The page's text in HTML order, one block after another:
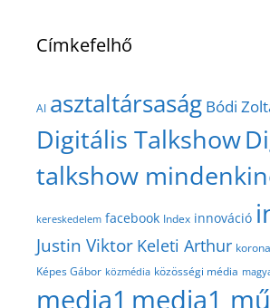
Címkefelhő
AI asztaltársaság Bódi
Digitális Talkshow
talkshow
kereskedelem facebook Index innováció
Justin Viktor Keleti Arthur
Képes Gábor közmédia közösségi média
media1 media1